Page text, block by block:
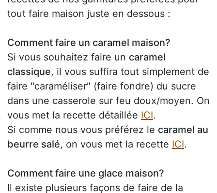
tout faire maison juste en dessous :
Comment faire un caramel maison?
Si vous souhaitez faire un caramel
classique, il vous suffira tout simplement de
faire "caraméliser" (faire fondre) du sucre
dans une casserole sur feu doux/moyen. On
vous met la recette détaillée ICI.
Si comme nous vous préférez le caramel au
beurre salé, on vous met la recette ICI.
Comment faire une glace maison?
Il existe plusieurs façons de faire de la